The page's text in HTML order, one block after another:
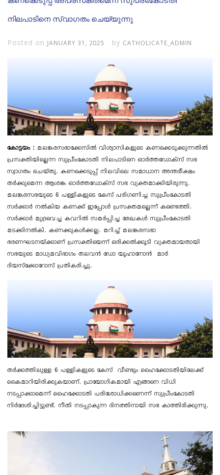
നിലപാടിനെ സ്വാഗതം ചെയ്യുന്നു
Posted on JANUARY 31, 2025 by CATHOLICATE_ADMIN
കോട്ടയം : മലങ്കരസഭാക്കേസിൽ വിശ്വാസികളുടെ കണക്കെടുക്കുന്നതിൽ
പ്രസക്തിയില്ലെന്ന സുപ്രീംകോടതി നിലപാടിനെ ഓർത്തഡോക്സ് സഭ
സ്വാഗതം ചെയ്തു. കണക്കെടുപ്പ് നിലവിലെ സമാധാന അന്തരീക്ഷം
തർക്കുമെന്ന ആശങ്ക ഓർത്തഡോക്സ് സഭ വ്യക്തമാക്കിയിരുന്നു.
മലങ്കരസഭയുടെ 6 പള്ളികളുടെ കേസ് പരിഗണിച്ച സുപ്രീംകോടതി
സർക്കാർ നൽകിയ കണക്ക് ഇപ്പോൾ പ്രസക്തമല്ലെന്ന് കണ്ടെത്തി.
സർക്കാർ മുദ്രവെച്ച കവറിൽ സമർപ്പിച്ച രേഖകൾ സുപ്രീംകോടതി
മടക്കിനൽകി. കണക്കുകൾക്കല്ല, മറിച്ച് മലങ്കരസഭാ
ഭരണഘടനയ്ക്കാണ് പ്രസക്തിയെന്ന് ഒരിക്കൽക്കൂടി വ്യക്തമായതായി
സഭയുടെ മാധ്യമവിഭാഗം തലവൻ ഡോ യൂഹാനോൻ മാർ
ദിയസ്ക്കോറോസ് പ്രതികരിച്ചു.
തർക്കത്തിലുള്ള 6 പള്ളികളുടെ കേസ് വീണ്ടും ഹൈക്കോടതിയിലേക്ക്
കൈമാറിയിരിക്കുകയാണ്. പ്രായോഗികമായി എങ്ങനെ വിധി
നടപ്പാക്കാമെന്ന് ഹൈക്കോടതി പരിശോധിക്കണെന്ന് സുപ്രീംകോടതി
നിർദേശിച്ചിട്ടുണ്ട്. നീതി നടപ്പാകുന്ന ദിനത്തിനായി സഭ കാത്തിരിക്കുന്നു.